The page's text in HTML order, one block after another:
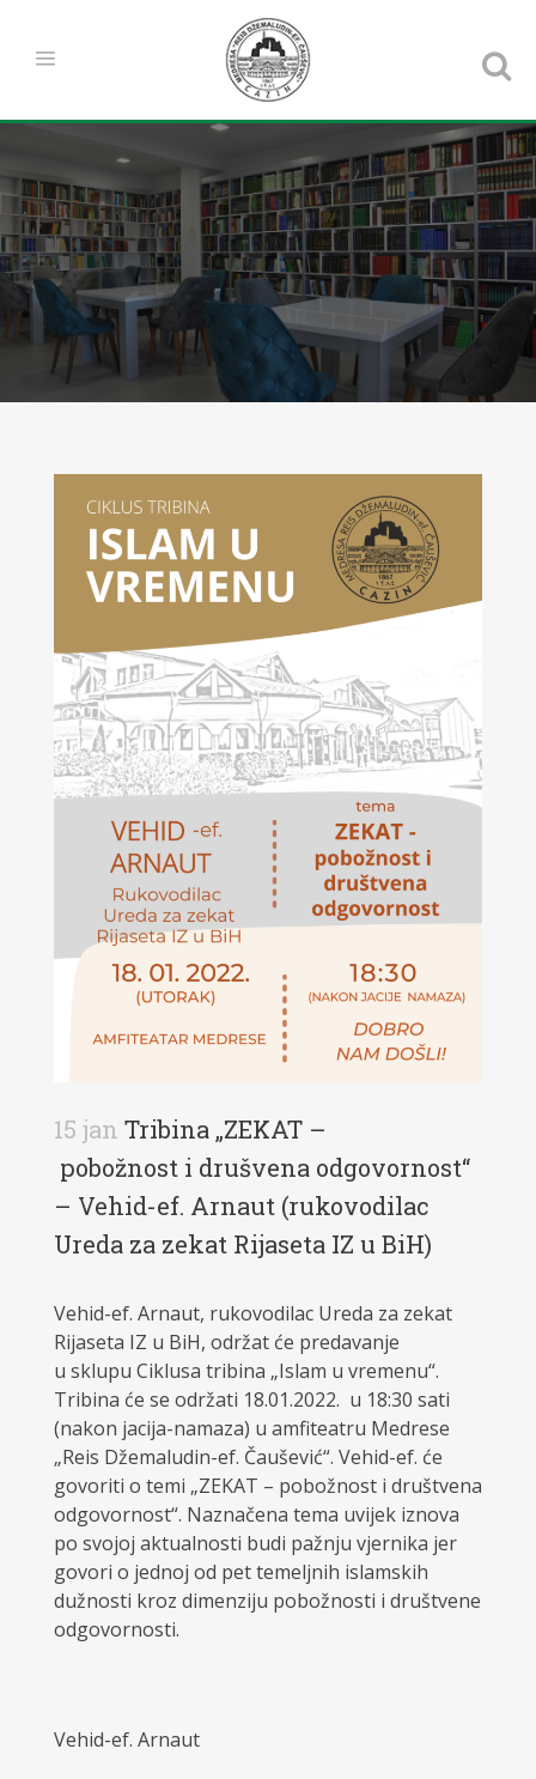
15 jan Tribina „ZEKAT –
pobožnost i drušvena odgovornost“
– Vehid-ef. Arnaut (rukovodilac
Ureda za zekat Rijaseta IZ u BiH)
Vehid-ef. Arnaut, rukovodilac Ureda za zekat
Rijaseta IZ u BiH, održat će predavanje
u sklupu Ciklusa tribina „Islam u vremenu“.
Tribina će se održati 18.01.2022. u 18:30 sati
(nakon jacija-namaza) u amfiteatru Medrese
„Reis Džemaludin-ef. Čaušević“. Vehid-ef. će
govoriti o temi „ZEKAT – pobožnost i društvena
odgovornost“. Naznačena tema uvijek iznova
po svojoj aktualnosti budi pažnju vjernika jer
govori o jednoj od pet temeljnih islamskih
dužnosti kroz dimenziju pobožnosti i društvene
odgovornosti.
Vehid-ef. Arnaut